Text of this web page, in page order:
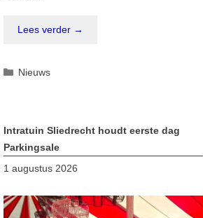
Lees verder →
Categorieën
Nieuws
Intratuin Sliedrecht houdt eerste dag
Parkingsale
1 augustus 2026